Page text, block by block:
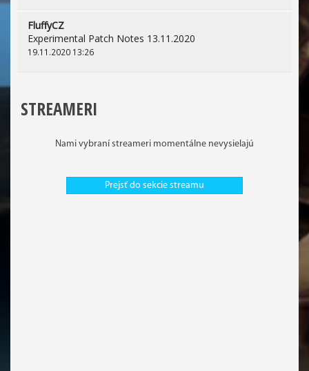
FluffyCZ
Experimental Patch Notes 13.11.2020
19.11.2020 13:26
STREAMERI
Nami vybraní streameri momentálne nevysielajú
Prejsť do sekcie streamu